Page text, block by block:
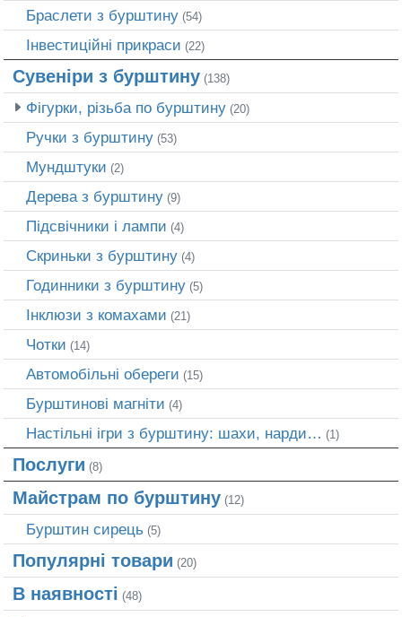
Браслети з бурштину (54)
Інвестиційні прикраси (22)
Сувеніри з бурштину (138)
Фігурки, різьба по бурштину (20)
Ручки з бурштину (53)
Мундштуки (2)
Дерева з бурштину (9)
Підсвічники і лампи (4)
Скриньки з бурштину (4)
Годинники з бурштину (5)
Інклюзи з комахами (21)
Чотки (14)
Автомобільні обереги (15)
Бурштинові магніти (4)
Настільні ігри з бурштину: шахи, нарди… (1)
Послуги (8)
Майстрам по бурштину (12)
Бурштин сирець (5)
Популярні товари (20)
В наявності (48)